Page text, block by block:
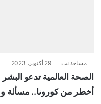
مساحة نت 29 أكتوبر، 2023
الصحة العالمية تدعو
أخطر من كورونا.. مسألة